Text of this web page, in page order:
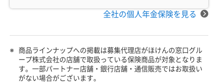
全社の個人年金保険を見る
※
商品ラインナップへの掲載は募集代理店がほけんの窓口グル
ープ株式会社の店舗で取扱っている保険商品が対象となりま
す。一部パートナー店舗・銀行店舗・通信販売ではお取扱い
がない場合がございます。